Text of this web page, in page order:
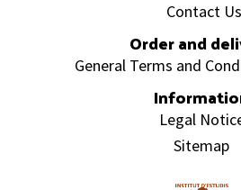
Contact Us
Order and
General Terms and
Legal
Sitemap